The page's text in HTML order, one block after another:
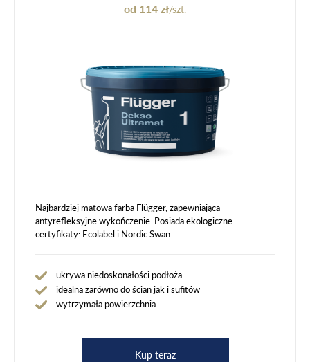
od 114 zł/szt.
Najbardziej matowa farba Flügger, zapewniająca
antyrefleksyjne wykończenie. Posiada ekologiczne
certyfikaty: Ecolabel i Nordic Swan.
ukrywa niedoskonałości podłoża
idealna zarówno do ścian jak i sufitów
wytrzymała powierzchnia
Kup teraz